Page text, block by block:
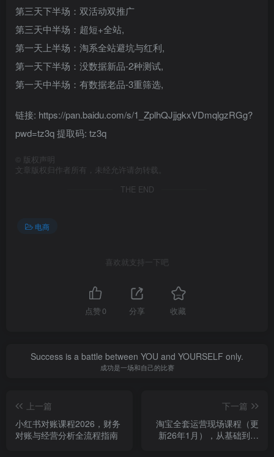
第三天下半场：双活动双推广
第三天中半场：超短+全站,
第一天上半场：淘系全站避坑与红利,
第一天下半场：没数据新品-2种测试,
第一天中半场：有数据老品-3重筛选,
链接: https://pan.baidu.com/s/1_ZplhQJjjgkxVDmqlgzRGg?
pwd=tz3q 提取码: tz3q
版权声明
文章版权归作者所有，未经允许请勿转载。
THE END
电商
喜欢就支持一下吧
点赞0 分享 收藏
Success is a battle between YOU and YOURSELF only.
成功是一场和自己的比赛
上一篇
小红书对账课程2026，财务
对账与经营分析全流程指南
下一篇
淘宝全套运营现场课程（更
新26年1月），从基础到高
登录